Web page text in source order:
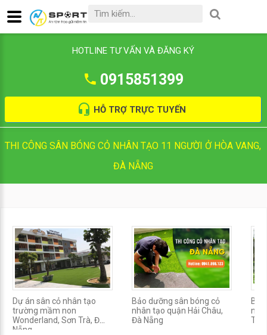
HOTLINE TƯ VẤN VÀ ĐĂNG KÝ
0915851399
HỖ TRỢ TRỰC TUYẾN
THI CÔNG SÂN BÓNG CỎ NHÂN TẠO 11 NGƯỜI Ở HÒA VANG,
ĐÀ NẴNG
Dự án sân cỏ nhân tạo
trường mầm non
Wonderland, Sơn Trà, Đà
Nẵng
Bảo dưỡng sân bóng cỏ
nhân tạo quận Hải Châu,
Đà Nẵng